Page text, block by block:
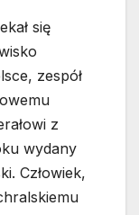
się
zespół
z
wydany
Człowiek,